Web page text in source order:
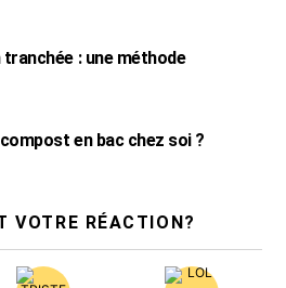
: une méthode
en bac chez soi ?
VOTRE RÉACTION?